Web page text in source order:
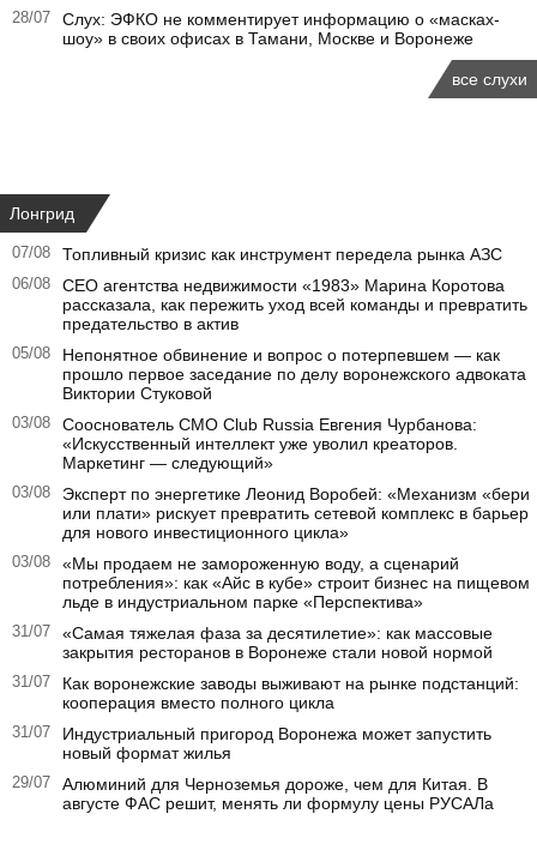
28/07
Слух: ЭФКО не комментирует информацию о «масках-
шоу» в своих офисах в Тамани, Москве и Воронеже
все слухи
Лонгрид
07/08 Топливный кризис как инструмент передела рынка АЗС
06/08
CEO агентства недвижимости «1983» Марина Коротова
рассказала, как пережить уход всей команды и превратить
предательство в актив
05/08
Непонятное обвинение и вопрос о потерпевшем — как
прошло первое заседание по делу воронежского адвоката
Виктории Стуковой
03/08
Сооснователь CMO Club Russia Евгения Чурбанова:
«Искусственный интеллект уже уволил креаторов.
Маркетинг — следующий»
03/08
Эксперт по энергетике Леонид Воробей: «Механизм «бери
или плати» рискует превратить сетевой комплекс в барьер
для нового инвестиционного цикла»
03/08
«Мы продаем не замороженную воду, а сценарий
потребления»: как «Айс в кубе» строит бизнес на пищевом
льде в индустриальном парке «Перспектива»
31/07
«Самая тяжелая фаза за десятилетие»: как массовые
закрытия ресторанов в Воронеже стали новой нормой
31/07
Как воронежские заводы выживают на рынке подстанций:
кооперация вместо полного цикла
31/07
Индустриальный пригород Воронежа может запустить
новый формат жилья
29/07
Алюминий для Черноземья дороже, чем для Китая. В
августе ФАС решит, менять ли формулу цены РУСАЛа